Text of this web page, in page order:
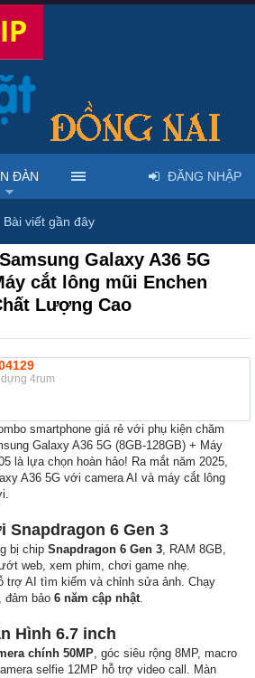
bán & sửa điện thoại
Galaxy A36 5G
cắt lông mũi Enchen
Lượng Cao
4rum
smartphone giá rẻ với phụ kiện chăm
Galaxy A36 5G (8GB-128GB) + Máy
là lựa chọn hoàn hảo! Ra mắt năm 2025,
A36 5G với camera AI và máy cắt lông
Snapdragon 6 Gen 3
bị chip Snapdragon 6 Gen 3, RAM 8GB,
web, xem phim, chơi game nhẹ.
trợ AI tìm kiếm và chỉnh sửa ảnh. Chạy
, đảm bảo 6 năm cập nhật.
Hình 6.7 inch
chính 50MP, góc siêu rộng 8MP, macro
selfie 12MP hỗ trợ video call. Màn
ĐÀN
Bài viết gần đây
ĐĂNG NHẬP